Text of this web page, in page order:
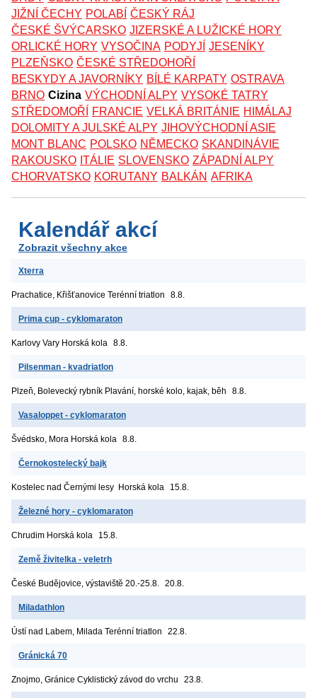
JIŽNÍ ČECHY POLABÍ ČESKÝ RÁJ
ČESKÉ ŠVÝCARSKO JIZERSKÉ A LUŽICKÉ HORY
ORLICKÉ HORY VYSOČINA PODYJÍ JESENÍKY
PLZEŇSKO ČESKÉ STŘEDOHOŘÍ
BESKYDY A JAVORNÍKY BÍLÉ KARPATY OSTRAVA
BRNO Cizina VÝCHODNÍ ALPY VYSOKÉ TATRY
STŘEDOMOŘÍ
FRANCIE VELKÁ BRITÁNIE HIMÁLAJ
DOLOMITY A JULSKÉ ALPY JIHOVÝCHODNÍ ASIE
MONT BLANC POLSKO NĚMECKO SKANDINÁVIE
RAKOUSKO ITÁLIE SLOVENSKO ZÁPADNÍ ALPY
CHORVATSKO KORUTANY BALKÁN AFRIKA
Kalendář akcí
Zobrazit všechny akce
Xterra
Prachatice, Křišťanovice Terénní triatlon 8.8.
Prima cup - cyklomaraton
Karlovy Vary Horská kola 8.8.
Pilsenman - kvadriatlon
Plzeň, Bolevecký rybník Plavání, horské kolo, kajak, běh 8.8.
Vasaloppet - cyklomaraton
Švédsko, Mora Horská kola 8.8.
Černokostelecký bajk
Kostelec nad Černými lesy Horská kola 15.8.
Železné hory - cyklomaraton
Chrudim Horská kola 15.8.
Země živitelka - veletrh
České Budějovice, výstaviště 20.-25.8. 20.8.
Miladathlon
Ústí nad Labem, Milada Terénní triatlon 22.8.
Gránická 70
Znojmo, Gránice Cyklistický závod do vrchu 23.8.